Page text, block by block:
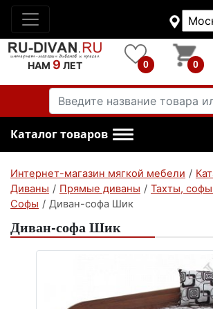
НАМ 9 ЛЕТ 0 0
Каталог товаров
Интернет-магазин мягкой мебели /
Диваны / Прямые диваны / Тахты,
Софы / Диван-софа Шик
Диван-софа Шик